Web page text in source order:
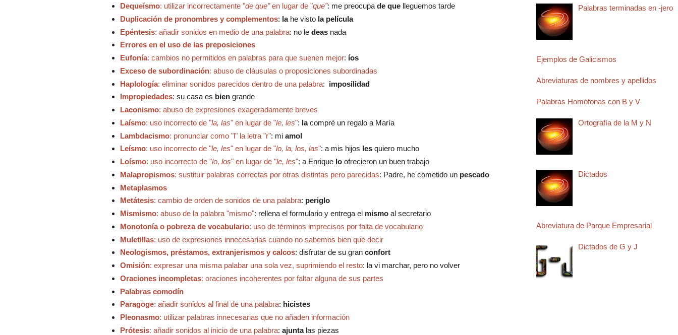
Dequeísmo: utilizar incorrectamente "de que"en lugar de "que": me preocupa de quelleguemos tarde
Duplicación de pronombres y complementos: la he visto la película
Epéntesis: añadir sonidos en medio de una palabra: no le deas nada
Errores en el uso de las preposiciones
Eufonía: cambios no permitidos en palabras para que suenen mejor: íos
Exceso de subordinación: abuso de cláusulas o proposiciones subordinadas
Haplología: eliminar sonidos parecidos dentro de una palabra: imposilidad
Impropiedades: su casa es bien grande
Laconismo: abuso de expresiones exageradamente breves
Laísmo: uso incorrecto de "la, las" en lugar de "le, les": la compré un regalo a María
Lambdacismo: pronunciar como "l" la letra "r": mi amol
Leísmo: uso incorrecto de "le, les" en lugar de "lo, la, los, las": a mis hijos lesquiero mucho
Loísmo: uso incorrecto de "lo, los" en lugar de "le, les": a Enrique loofrecieron un buen trabajo
Malapropismos: sustituir palabras correctas por otras distintas pero parecidas: Padre, he cometido un pescado
Metaplasmos
Metátesis: cambio de orden de sonidos de una palabra: periglo
Mismismo: abuso de la palabra "mismo": rellena el formulario y entrega el mismo al secretario
Monotonía o pobreza de vocabulario: uso de términos imprecisos por falta de vocabulario
Muletillas: uso de expresiones innecesarias cuando no sabemos bien qué decir
Neologismos, préstamos, extranjerismos y calcos: disfrutar de su gran confort
Omisión: expresar una misma palabar una sola vez, suprimiendo el resto: la vi marchar, pero no volver
Oraciones incompletas: oraciones incoherentes por faltar alguna de sus partes
Palabras comodín
Paragoge: añadir sonidos al final de una palabra: hicistes
Pleonasmo: utilizar palabras innecesarias que no añaden información
Prótesis: añadir sonidos al inicio de una palabra: ajunta las piezas
Palabras terminadas en -jero
Ejemplos de Galicismos
Abreviaturas de nombres y apellidos
Palabras Homófonas con B y V
Ortografía de la M y N
Dictados
Abreviatura de Parque Empresarial
Dictados de G y J